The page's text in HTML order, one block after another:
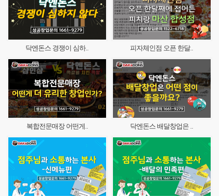
닥엔돈스 경쟁이 심하.. 피자체인점 오픈 한달..
복합전문매장 어떤게.. 닥엔돈스 배달창업은 ..